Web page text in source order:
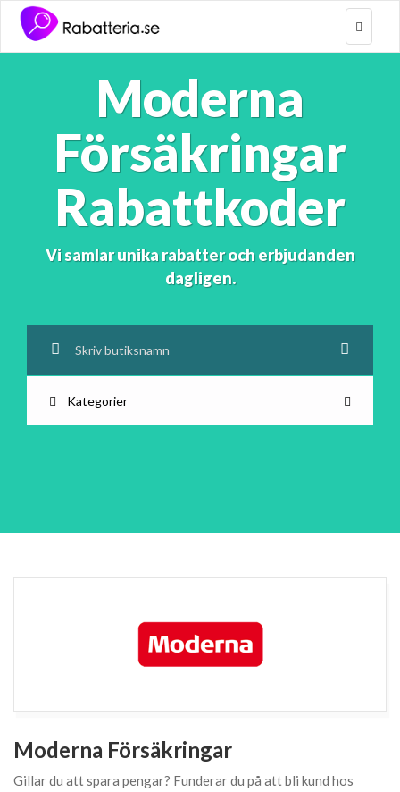
Toggle
Moderna
Försäkringar
Rabattkoder
Vi samlar unika rabatter och erbjudanden
dagligen.
Kategorier
Moderna Försäkringar
Gillar du att spara pengar? Funderar du på att bli kund hos